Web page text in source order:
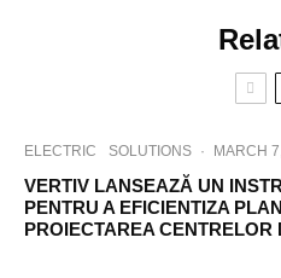
ELECTRIC SOLUTIONS · MARCH
VERTIV LANSEAZĂ UN
PENTRU A EFICIENTIZA
PROIECTAREA CENTRELOR